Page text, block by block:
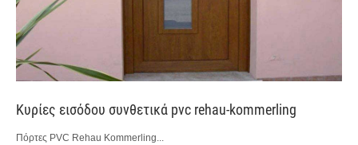
Κυρίες εισόδου συνθετικά pvc rehau-kommerling
Πόρτες PVC Rehau Kommerling...